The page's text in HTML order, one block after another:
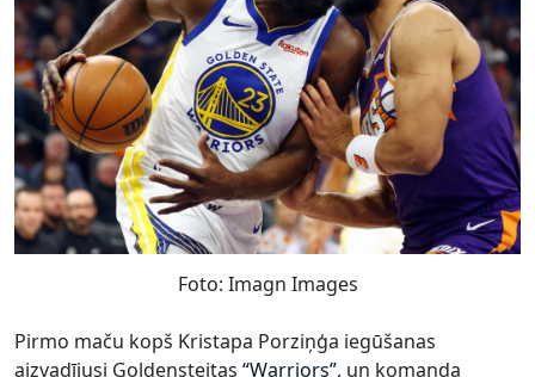
Foto: Imagn Images
Pirmo maču kopš Kristapa Porziņģa iegūšanas
aizvadījusi Goldensteitas “Warriors”, un komanda